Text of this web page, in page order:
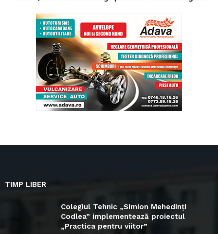
TIMP LIBER
Colegiul Tehnic „Simion Mehedinți
Codlea” implementează proiectul
„Practica pentru viitor”